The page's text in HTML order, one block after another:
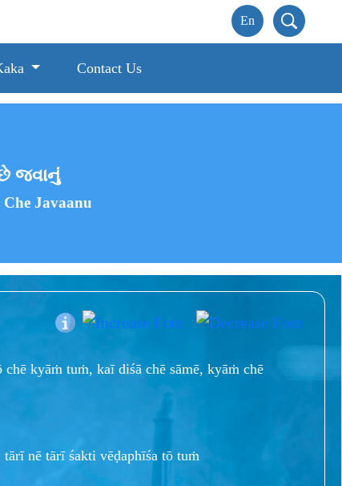
Contact Us
જવાનું
Javaanu
kyāṁ tuṁ, kaī diśā chē sāmē, kyāṁ chē
nē tārī śakti vēḍaphīśa tō tuṁ